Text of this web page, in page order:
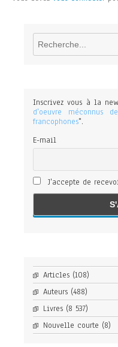
Rechercher
Inscrivez vous à la
d'oeuvre méconnus
francophones".
E-mail
J'accepte de
Articles (108)
Auteurs (488)
Livres (8 537)
Nouvelle courte (8)